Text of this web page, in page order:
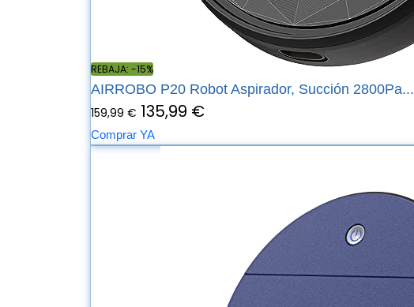
REBAJA: -15%
AIRROBO P20 Robot Aspirador, Succión 2800Pa...
159,99 € 135,99 €
Comprar YA